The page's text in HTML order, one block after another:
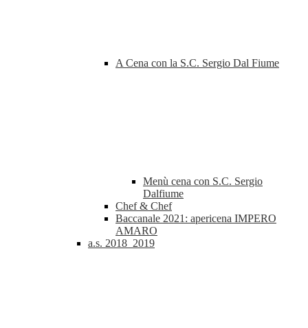
A Cena con la S.C. Sergio Dal Fiume
Menù cena con S.C. Sergio
Dalfiume
Chef & Chef
Baccanale 2021: apericena IMPERO
AMARO
a.s. 2018_2019